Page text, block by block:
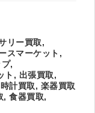
リー買取,
スマーケット ,
プ,
ト , 出張買取,
時計買取, 楽器買取
, 食器買取,